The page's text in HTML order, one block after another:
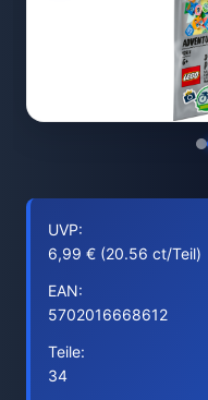
UVP:
6,99 € (20.56 ct/Teil)
EAN:
5702016668612
Teile:
34